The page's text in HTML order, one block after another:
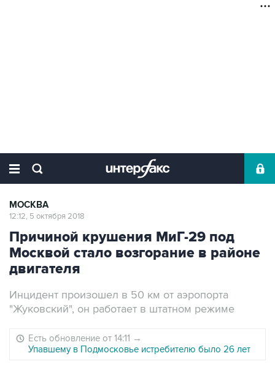
МОСКВА
12:12, 5 октября 2018
Причиной крушения МиГ-29 под
Москвой стало возгорание в районе
двигателя
Инцидент произошел в 50 км от аэропорта
"Жуковский", он работает в штатном режиме
Есть обновление от 14:11 →
Упавшему в Подмосковье истребителю было 26 лет